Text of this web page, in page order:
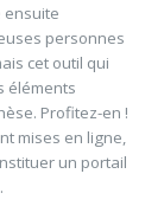
ensuite
personnes
cet outil qui
éléments
Profitez-en !
mises en ligne,
un portail